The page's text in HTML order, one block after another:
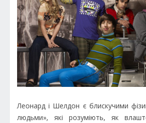
Леонард і Шелдон є блискучими
людьми», які розуміють, як